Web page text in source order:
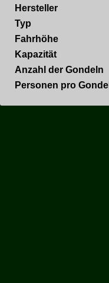
Hersteller
Typ
Fahrhöhe
Kapazität
Anzahl der Gondeln
Personen pro Gondel